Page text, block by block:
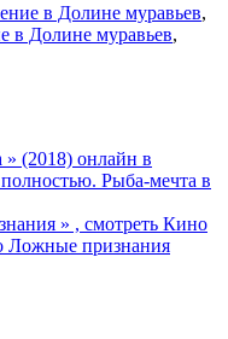
в Долине муравьев,
в Долине муравьев,
» (2018) онлайн в
Рыба-мечта в
» , смотреть Кино
Ложные признания